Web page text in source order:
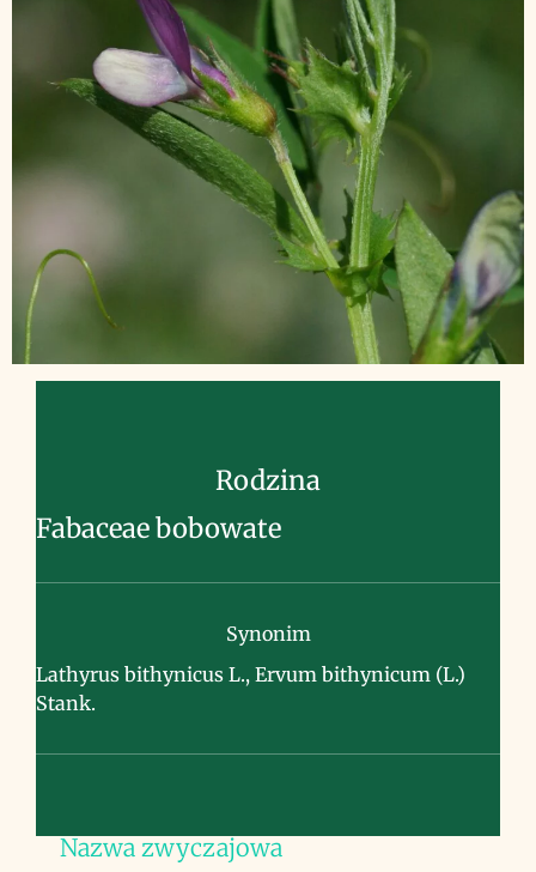
Rodzina
Fabaceae bobowate
Synonim
Lathyrus bithynicus L., Ervum bithynicum (L.)
Stank.
Nazwa zwyczajowa